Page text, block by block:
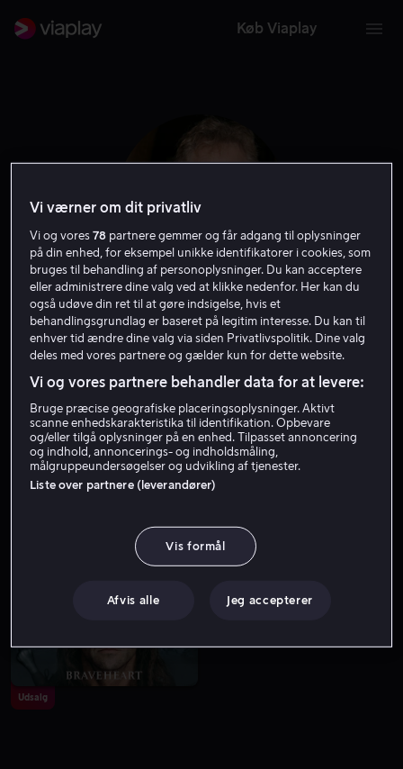
Køb Viaplay
Randall Wallace
Udsalg
Vi værner om dit privatliv
Vi og vores78 partnere gemmer og får adgang til oplysninger
på din enhed, for eksempel unikke identifikatorer i cookies, som
bruges til behandling af personoplysninger. Du kan acceptere
eller administrere dine valg ved at klikke nedenfor. Her kan du
også udøve din ret til at gøre indsigelse, hvis et
behandlingsgrundlag er baseret på legitim interesse. Du kan til
enhver tid ændre dine valg via siden Privatlivspolitik. Dine valg
deles med vores partnere og gælder kun for dette website.
Vi og vores partnere behandler data for at levere:
Bruge præcise geografiske placeringsoplysninger. Aktivt
scanne enhedskarakteristika til identifikation. Opbevare
og/eller tilgå oplysninger på en enhed. Tilpasset annoncering
og indhold, annoncerings- og indholdsmåling,
målgruppeundersøgelser og udvikling af tjenester.
Liste over partnere (leverandører)
Vis formål
Afvis alle Jeg accepterer